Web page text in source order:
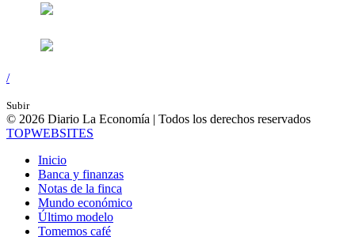
/
Subir
© 2026 Diario La Economía | Todos los derechos reservados
TOPWEBSITES
Inicio
Banca y finanzas
Notas de la finca
Mundo económico
Último modelo
Tomemos café